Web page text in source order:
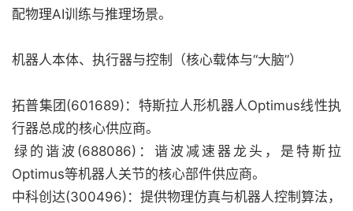
配物理AI训练与推理场景。‌‌
机器人本体、执行器与控制（核心载体与“大脑”）‌
拓普集团(601689)‌：特斯拉人形机器人Optimus线性执
行器总成的核心供应商。
‌绿的谐波(688086)‌：谐波减速器龙头，是特斯拉
Optimus等机器人关节的核心部件供应商。
‌中科创达(300496)‌：提供物理仿真与机器人控制算法，